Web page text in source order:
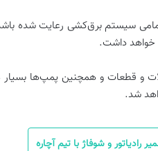
تمامی سیستم برق‌کشی رعایت شده
خواهد داشت.
و قطعات و همچنین پمپ‌ها بسیار
شد.
رادیاتور و شوفاژ با تیم آچاره